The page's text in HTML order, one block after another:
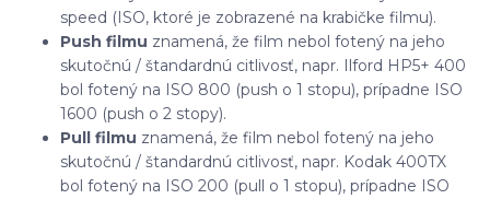
speed (ISO, ktoré je zobrazené na krabičke filmu).
Push filmu znamená, že film nebol fotený na jeho
skutočnú / štandardnú citlivosť, napr. Ilford HP5+ 400
bol fotený na ISO 800 (push o 1 stopu), prípadne ISO
1600 (push o 2 stopy).
Pull filmu znamená, že film nebol fotený na jeho
skutočnú / štandardnú citlivosť, napr. Kodak 400TX
bol fotený na ISO 200 (pull o 1 stopu), prípadne ISO